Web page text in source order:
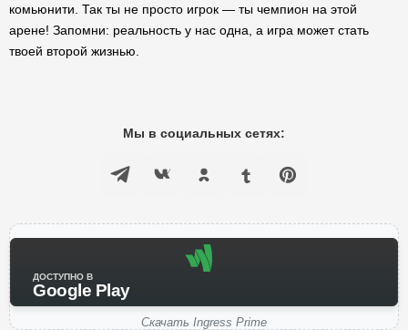
комьюнити. Так ты не просто игрок — ты чемпион на этой
арене! Запомни: реальность у нас одна, а игра может стать
твоей второй жизнью.
Мы в социальных сетях:
ДОСТУПНО В
Google Play
Скачать Ingress Prime